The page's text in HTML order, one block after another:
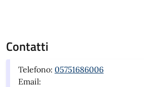
Contatti
Telefono: 05751686006
Email: